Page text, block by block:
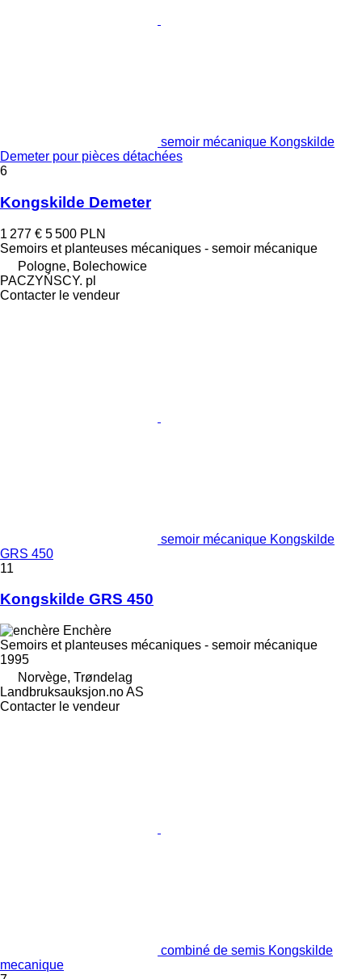
semoir mécanique Kongskilde
Demeter pour pièces détachées
6
Kongskilde Demeter
1 277 € 5 500 PLN
Semoirs et planteuses mécaniques - semoir mécanique
Pologne, Bolechowice
PACZYŃSCY. pl
Contacter le vendeur
semoir mécanique Kongskilde
GRS 450
11
Kongskilde GRS 450
Enchère
Semoirs et planteuses mécaniques - semoir mécanique
1995
Norvège, Trøndelag
Landbruksauksjon.no AS
Contacter le vendeur
combiné de semis Kongskilde
mecanique